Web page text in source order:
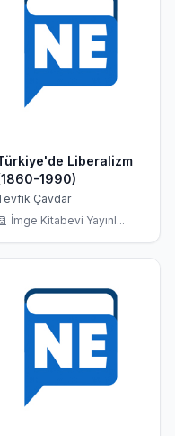
Liberalizm
1990)
Çavdar
İmge Kitabevi Yayınl...